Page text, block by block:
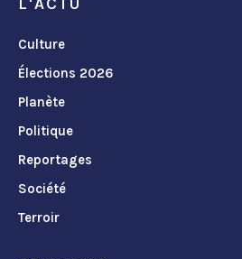
Culture
Élections 2026
Planète
Politique
Reportages
Société
Terroir